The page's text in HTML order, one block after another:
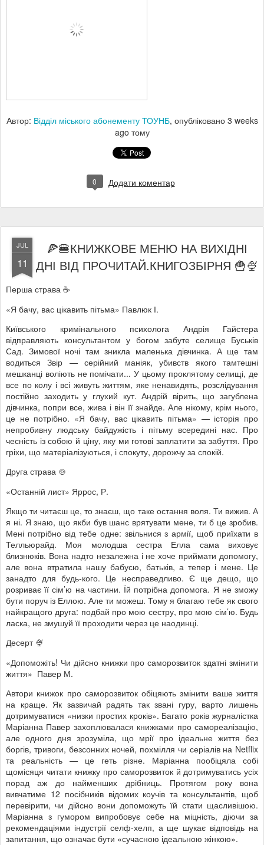
Автор: Відділ міського абонементу ТОУНБ, опубліковано 3 weeks
ago тому
0 Додати коментар
JUL
11
🍕🍔КНИЖКОВЕ МЕНЮ НА ВИХІДНІ
ДНІ ВІД ПРОЧИТАЙ.КНИГОЗБІРНЯ 🍟🍨
Перша страва ☕
«Я бачу, вас цікавить пітьма» Павлюк І.
Київського кримінального психолога Андрія Гайстера
відправляють консультантом у богом забуте селище Буськів
Сад. Зимової ночі там зникла маленька дівчинка. А ще там
водиться Звір — серійний маніяк, убивств якого тамтешні
мешканці воліють не помічати... У цьому проклятому селищі, де
все по колу і всі живуть життям, яке ненавидять, розслідування
постійно заходить у глухий кут. Андрій вірить, що загублена
дівчинка, попри все, жива і він її знайде. Але нікому, крім нього,
це не потрібно. «Я бачу, вас цікавить пітьма» — історія про
непробивну людську байдужість і пітьму всередині нас. Про
чесність із собою й ціну, яку ми готові заплатити за забуття. Про
гріхи, що матеріалізуються, і спокуту, дорожчу за спокій.
Друга страва 🍲
«Останній лист» Яррос, Р.
Якщо ти читаєш це, то знаєш, що таке остання воля. Ти вижив. А
я ні. Я знаю, що якби був шанс врятувати мене, ти б це зробив.
Мені потрібно від тебе одне: звільнися з армії, щоб приїхати в
Телльюрайд. Моя молодша сестра Елла сама виховує
близнюків. Вона надто незалежна і не хоче приймати допомогу,
але вона втратила нашу бабусю, батьків, а тепер і мене. Це
занадто для будь-кого. Це несправедливо. Є ще дещо, що
розриває її сім’ю на частини. Їй потрібна допомога. Я не зможу
бути поруч із Еллою. Але ти можеш. Тому я благаю тебе як свого
найкращого друга: подбай про мою сестру, про мою сім’ю. Будь
ласка, не змушуй її проходити через це наодинці.
Десерт 🍨
«Допоможіть! Чи дійсно книжки про саморозвиток здатні змінити
життя» Павер М.
Автори книжок про саморозвиток обіцяють змінити ваше життя
на краще. Як зазвичай радять так звані гуру, варто лишень
дотримуватися «низки простих кроків». Багато років журналістка
Маріанна Павер захоплювалася книжками про самореалізацію,
але одного дня зрозуміла, що мрії про ідеальне життя без
боргів, тривоги, безсонних ночей, похмілля чи серіалів на Netflix
та реальність — це геть різне. Маріанна пообіцяла собі
щомісяця читати книжку про саморозвиток й дотримуватись усіх
порад аж до найменших дрібниць. Протягом року вона
вивчатиме 12 посібників відомих коучів та консультантів, щоб
перевірити, чи дійсно вони допоможуть їй стати щасливішою.
Маріанна з гумором випробовує себе на міцність, діючи за
рекомендаціями індустрії селф-хелп, а ще шукає відповідь на
запитання, що означає бути «сучасною ідеальною жінкою».